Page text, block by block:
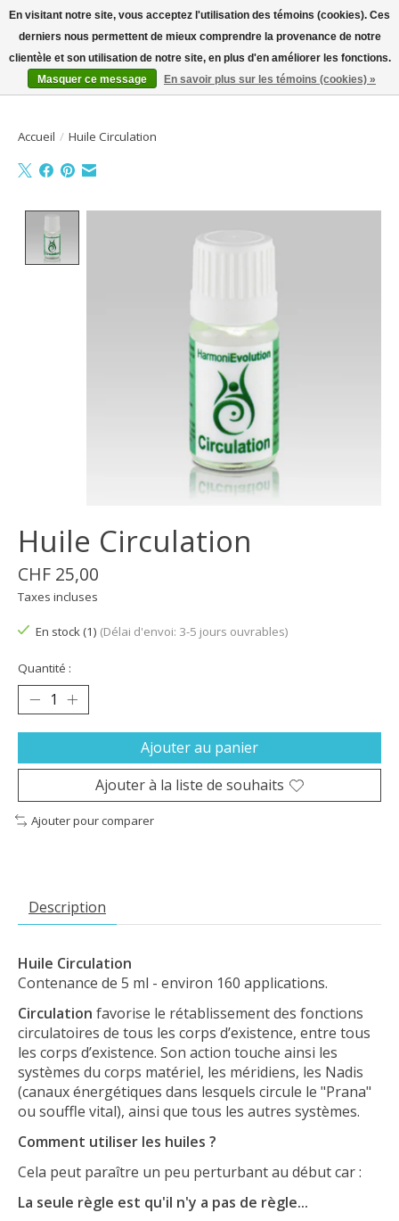
Bienvenue sur la boutique en ligne
Liste dePanier
Accueil / Huile Circulation
Huile Circulation
CHF 25,00
Taxes incluses
En stock (1) (Délai d'envoi: 3-5 jours ouvrables)
Quantité :
Ajouter au panier
Ajouter à la liste de souhaits
Ajouter pour comparer
Description
Huile Circulation
Contenance de 5 ml - environ 160 applications.
Circulation favorise le rétablissement des fonctions
circulatoires de tous les corps d’existence, entre tous
les corps d’existence. Son action touche ainsi les
systèmes du corps matériel, les méridiens, les Nadis
(canaux énergétiques dans lesquels circule le "Prana"
ou souffle vital), ainsi que tous les autres systèmes.
Comment utiliser les huiles ?
Cela peut paraître un peu perturbant au début car :
La seule règle est qu'il n'y a pas de règle...
En visitant notre site, vous acceptez l'utilisation des témoins (cookies). Ces
derniers nous permettent de mieux comprendre la provenance de notre
clientèle et son utilisation de notre site, en plus d'en améliorer les fonctions.
Masquer ce message
En savoir plus sur les témoins (cookies) »